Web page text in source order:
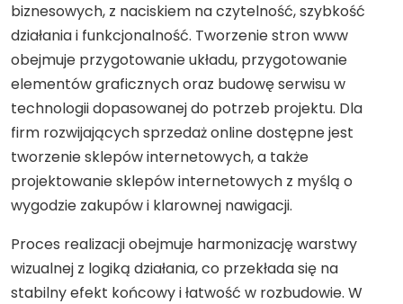
biznesowych, z naciskiem na czytelność, szybkość
działania i funkcjonalność. Tworzenie stron www
obejmuje przygotowanie układu, przygotowanie
elementów graficznych oraz budowę serwisu w
technologii dopasowanej do potrzeb projektu. Dla
firm rozwijających sprzedaż online dostępne jest
tworzenie sklepów internetowych, a także
projektowanie sklepów internetowych z myślą o
wygodzie zakupów i klarownej nawigacji.
Proces realizacji obejmuje harmonizację warstwy
wizualnej z logiką działania, co przekłada się na
stabilny efekt końcowy i łatwość w rozbudowie. W